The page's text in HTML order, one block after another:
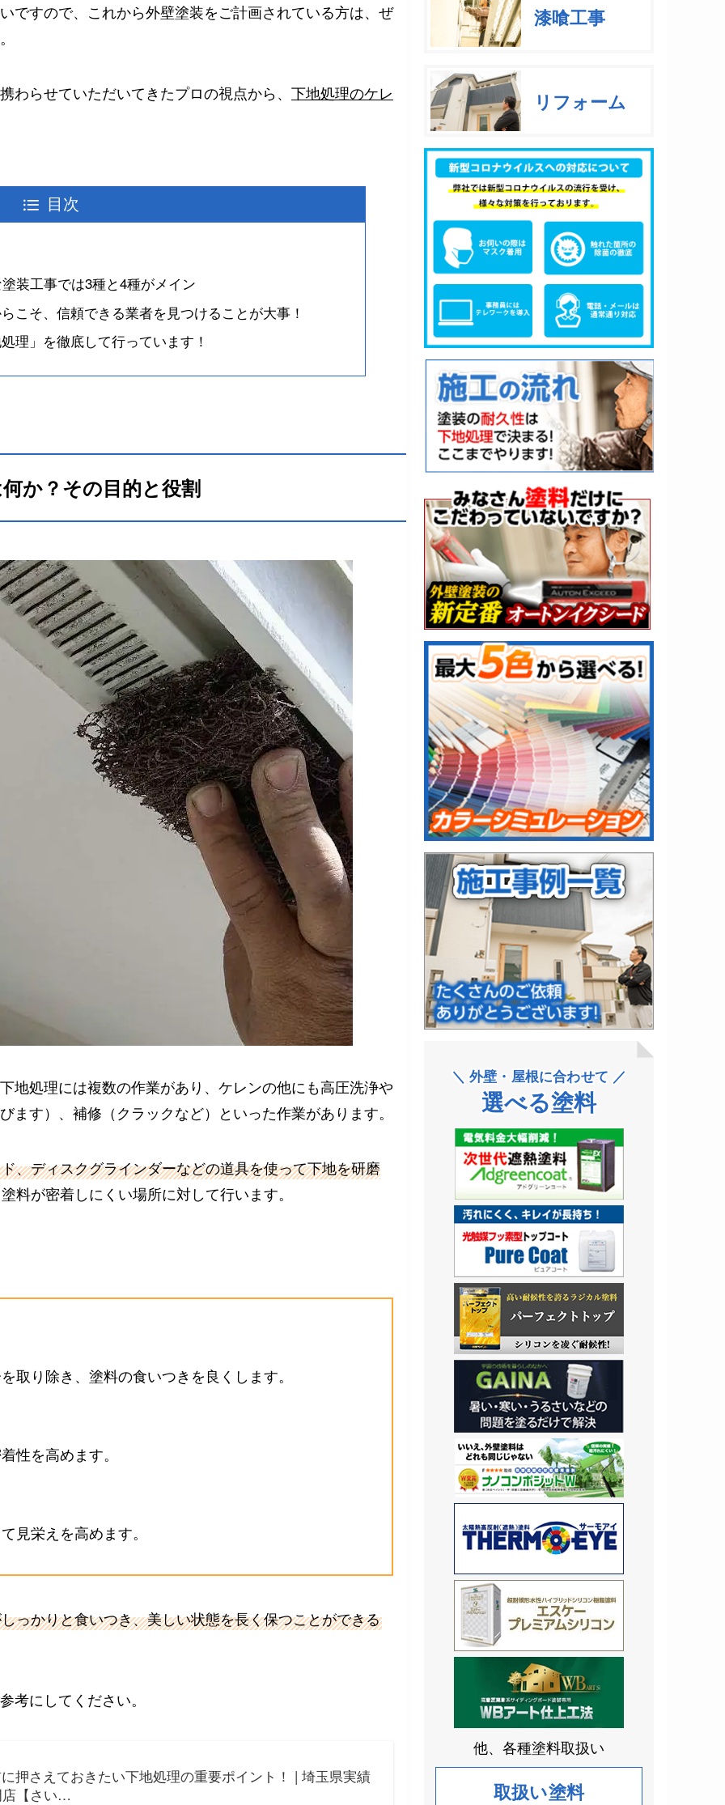
ですので、これから外壁塗装をご計画されている方は、ぜ
らせていただいてきたプロの視点から、 下地処理のケレ
目次
装工事では3種と4種がメイン
こそ、信頼できる業者を見つけることが大事！
理」を徹底して行っています！
か？その目的と役割
地処理には複数の作業があり、ケレンの他にも高圧洗浄や
す）、補修（クラックなど）といった作業があります。
、ディスクグラインダーなどの道具を使って下地を研磨
料が密着しにくい場所に対して行います。
取り除き、塗料の食いつきを良くします。
性を高めます。
見栄えを高めます。
っかりと食いつき、美しい状態を長く保つことができる
考にしてください。
押さえておきたい下地処理の重要ポイント！ | 埼玉県実績
店【さい…
漆喰工事
リフォーム
＼ 外壁・屋根に合わせて ／
選べる塗料
他、各種塗料取扱い
取扱い塗料